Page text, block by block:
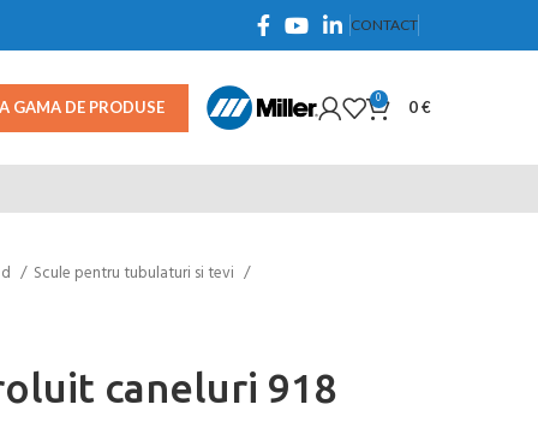
CONTACT
GAMA DE PRODUSE 0 0 €
Scule pentru tubulaturi si tevi
caneluri 918